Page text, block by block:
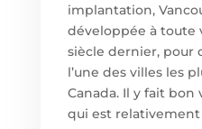
implantation,
développée à toute
siècle dernier, pour
l’une des villes les
Canada. Il y fait bon
qui est relativement